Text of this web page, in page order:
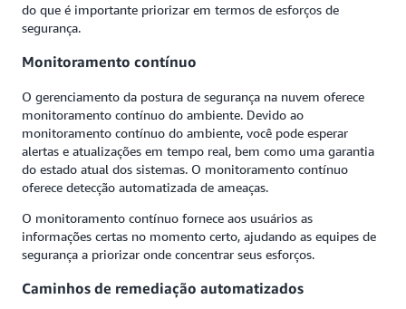
do que é importante priorizar em termos de esforços de
segurança.
Monitoramento contínuo
O gerenciamento da postura de segurança na nuvem oferece
monitoramento contínuo do ambiente. Devido ao
monitoramento contínuo do ambiente, você pode esperar
alertas e atualizações em tempo real, bem como uma garantia
do estado atual dos sistemas. O monitoramento contínuo
oferece detecção automatizada de ameaças.
O monitoramento contínuo fornece aos usuários as
informações certas no momento certo, ajudando as equipes de
segurança a priorizar onde concentrar seus esforços.
Caminhos de remediação automatizados